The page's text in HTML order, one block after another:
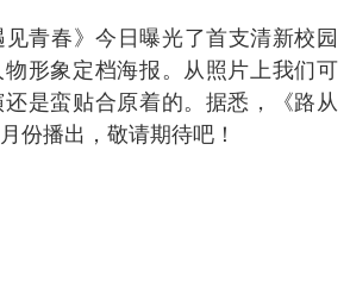
春》今日曝光了首支清新校园
形象定档海报。从照片上我们可
是蛮贴合原着的。据悉，《路从
份播出，敬请期待吧！